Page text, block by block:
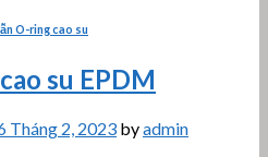
O-ring cao su
su EPDM
Tháng 2, 2023 byadmin